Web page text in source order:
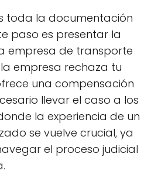
toda la documentación
paso es presentar la
empresa de transporte
empresa rechaza tu
una compensación
llevar el caso a los
la experiencia de un
se vuelve crucial, ya
el proceso judicial